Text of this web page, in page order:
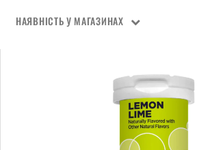
НАЯВНІСТЬ У МАГАЗИНАХ